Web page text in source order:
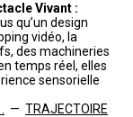
Vivant :
qu’un design
vidéo, la
des machineries
temps réel, elles
sensorielle
— TRAJECTOIRE